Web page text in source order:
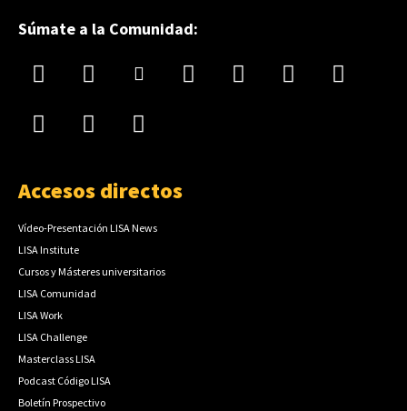
Súmate a la Comunidad:
Accesos directos
Vídeo-Presentación LISA News
LISA Institute
Cursos y Másteres universitarios
LISA Comunidad
LISA Work
LISA Challenge
Masterclass LISA
Podcast Código LISA
Boletín Prospectivo